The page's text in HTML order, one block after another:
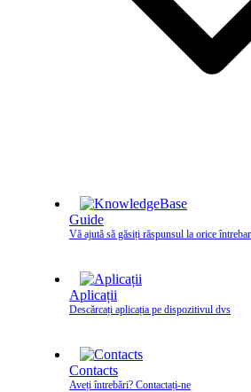
Guide
Vă ajută să găsiți răspunsul la orice
Aplicații
Descărcați aplicația pe dispozitivul dvs
Contacts
Aveți întrebări? Contactați‑ne